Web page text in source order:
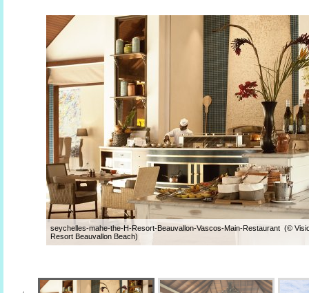
seychelles-mahe-the-H-Resort-Beauvallon-Vascos-Main-Restaurant (©
Resort Beauvallon Beach)